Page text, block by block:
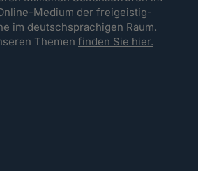
Medium der freigeistig-
im deutschsprachigen Raum.
Themenfinden Sie hier.